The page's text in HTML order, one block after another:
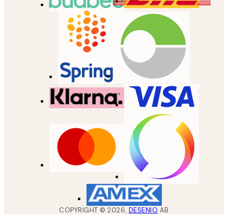
COPYRIGHT ©2026, DESENIO AB